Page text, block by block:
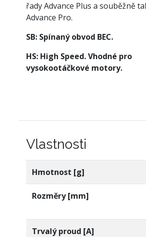
řady Advance Plus a souběžně
Advance Pro.
SB: Spínaný obvod BEC.
HS: High Speed. Vhodné pro
vysokootáčkové motory.
Vlastnosti
Hmotnost [g]
Rozměry [mm]
Trvalý proud [A]